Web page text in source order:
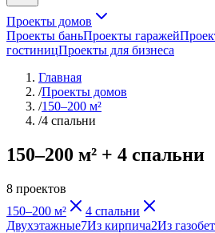
Проекты домов
Проекты баньПроекты гаражей
гостиницПроекты для бизнеса
Главная
/Проекты домов
/150–200 м²
/4 спальни
150–200 м² + 4 спальни
8 проектов
150–200 м²
4 спальни
Двухэтажные7Из кирпича2Из